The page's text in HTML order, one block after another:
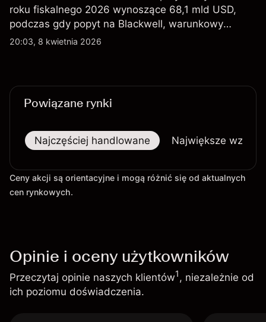
roku fiskalnego 2026 wynoszące 68,1 mld USD,
podczas gdy popyt na Blackwell, warunkowy
eksport H200 do Chin oraz osłabienie szerszego
20:03, 8 kwietnia 2026
Powiązane rynki
Najczęściej handlowane Największe wzrosty
Ceny akcji są orientacyjne i mogą różnić się od aktualnych
cen rynkowych.
Opinie i oceny użytkowników
Przeczytaj opinie naszych klientów1, niezależnie od
ich poziomu doświadczenia.